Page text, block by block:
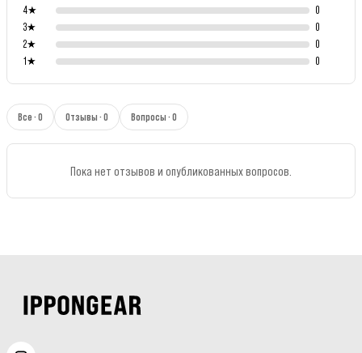
4★
0
3★
0
2★
0
1★ 0
Все · 0 Отзывы · 0 Вопросы · 0
Пока нет отзывов и опубликованных вопросов.